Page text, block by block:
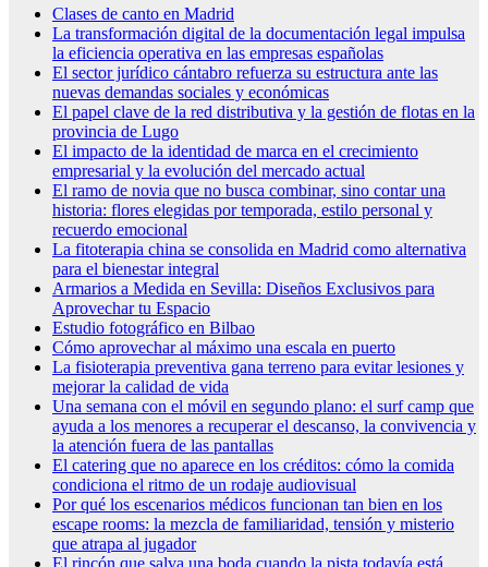
Clases de canto en Madrid
La transformación digital de la documentación legal impulsa
la eficiencia operativa en las empresas españolas
El sector jurídico cántabro refuerza su estructura ante las
nuevas demandas sociales y económicas
El papel clave de la red distributiva y la gestión de flotas en la
provincia de Lugo
El impacto de la identidad de marca en el crecimiento
empresarial y la evolución del mercado actual
El ramo de novia que no busca combinar, sino contar una
historia: flores elegidas por temporada, estilo personal y
recuerdo emocional
La fitoterapia china se consolida en Madrid como alternativa
para el bienestar integral
Armarios a Medida en Sevilla: Diseños Exclusivos para
Aprovechar tu Espacio
Estudio fotográfico en Bilbao
Cómo aprovechar al máximo una escala en puerto
La fisioterapia preventiva gana terreno para evitar lesiones y
mejorar la calidad de vida
Una semana con el móvil en segundo plano: el surf camp que
ayuda a los menores a recuperar el descanso, la convivencia y
la atención fuera de las pantallas
El catering que no aparece en los créditos: cómo la comida
condiciona el ritmo de un rodaje audiovisual
Por qué los escenarios médicos funcionan tan bien en los
escape rooms: la mezcla de familiaridad, tensión y misterio
que atrapa al jugador